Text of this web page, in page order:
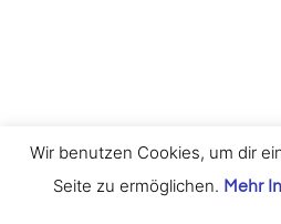
Wir benutzen Cookies, um dir
Seite zu ermöglichen. Mehr